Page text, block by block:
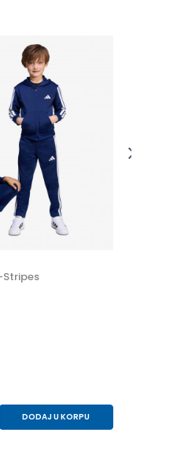
Stripes
DODAJ U KORPU
49,00